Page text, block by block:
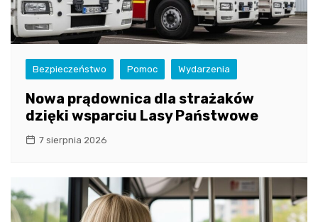
Bezpieczeństwo Pomoc Wydarzenia
Nowa prądownica dla strażaków
dzięki wsparciu Lasy Państwowe
7 sierpnia 2026